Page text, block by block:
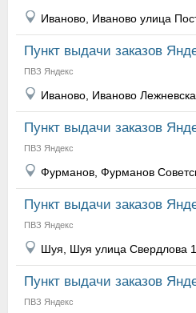
Иваново, Иваново улица
Пункт выдачи заказов
ПВЗ Яндекс
Иваново, Иваново
Пункт выдачи заказов
ПВЗ Яндекс
Фурманов, Фурманов
Пункт выдачи заказов
ПВЗ Яндекс
Шуя, Шуя улица Свердлова
Пункт выдачи заказов
ПВЗ Яндекс